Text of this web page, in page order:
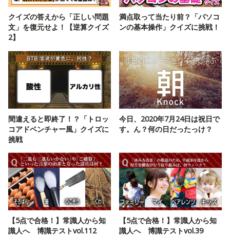
クイズの答えから「正しい問題
文」を復元せよ！【逆算クイズ
2】
満点取って当たり前？「パソコ
ンの基本操作」クイズに挑戦！
間違えると即終了！？「トロッ
コアドベンチャー風」クイズに
挑戦
今日、2020年7月24日は祝日で
す。ん？何の日だったっけ？
【5点で合格！】常識人から知
識人へ 博識テストvol.112
【5点で合格！】常識人から知
識人へ 博識テストvol.39